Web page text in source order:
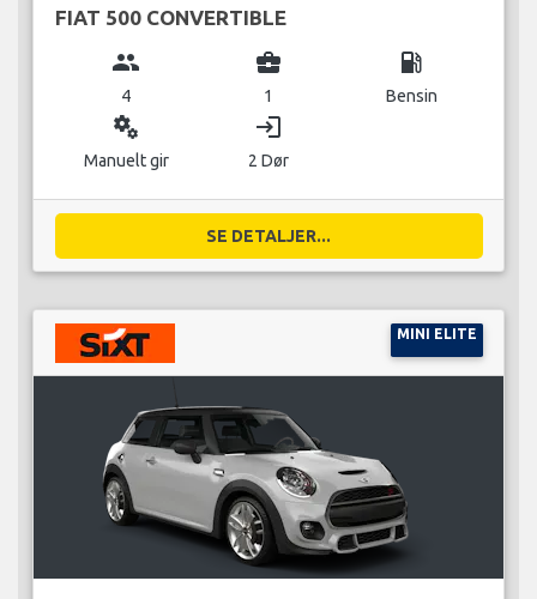
FIAT 500 CONVERTIBLE
group
4
business_center
1
local_gas_station
Bensin
miscellaneous_services
Manuelt gir
login
2 Dør
SE DETALJER...
MINI ELITE